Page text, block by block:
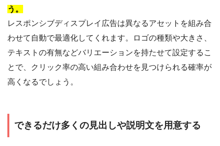
う。
レスポンシブディスプレイ広告は異なるアセットを組み合
わせて自動で最適化してくれます。ロゴの種類や大きさ、
テキストの有無などバリエーションを持たせて設定するこ
とで、クリック率の高い組み合わせを見つけられる確率が
高くなるでしょう。
できるだけ多くの見出しや説明文を用意する